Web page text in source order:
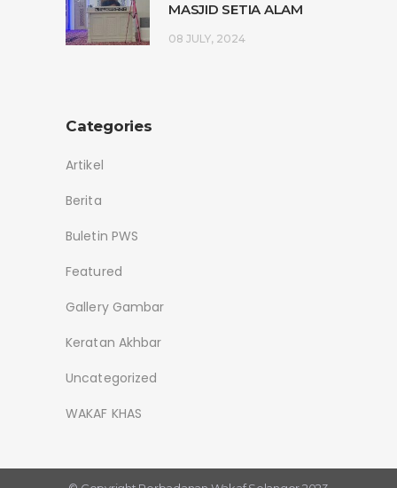
MASJID SETIA ALAM
08 JULY, 2024
Categories
Artikel
Berita
Buletin PWS
Featured
Gallery Gambar
Keratan Akhbar
Uncategorized
WAKAF KHAS